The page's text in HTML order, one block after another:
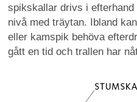
spikskallar drivs i
nivå med träytan. Ibland
eller kamspik behöva
gått en tid och trallen har